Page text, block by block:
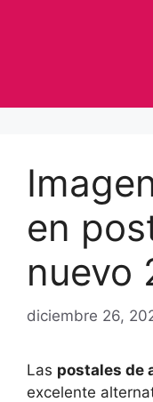
en
nuevo
diciembre 26,
Las postales de
excelente